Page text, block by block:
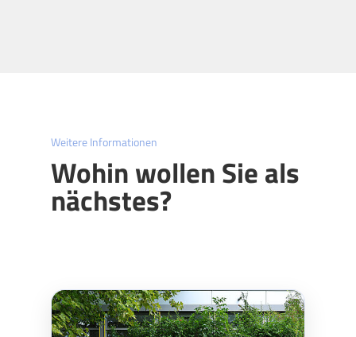
Weitere Informationen
Wohin wollen Sie als
nächstes?